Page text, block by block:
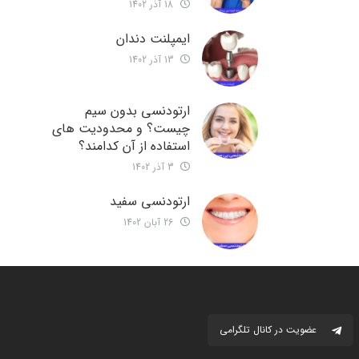
ایمپلنت دندان
ارتودنسی بدون سیم
چیست؟ و محدودیت های
استفاده از آن کدامند؟
ارتودنسی سفید
عضویت در کانال تلگرامی